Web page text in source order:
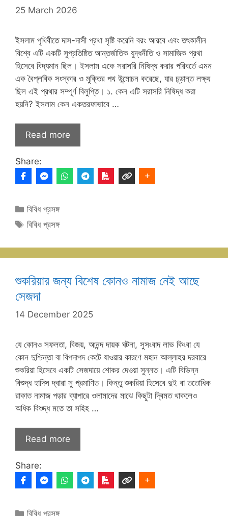
25 March 2026
ইসলাম পৃথিবীতে দাস-দাসী প্রথা সৃষ্টি করেনি বরং আরবে এবং তৎকালীন
বিশ্বে এটি একটি সুপ্রতিষ্ঠিত আন্তর্জাতিক যুদ্ধনীতি ও সামাজিক প্রথা
হিসেবে বিদ্যমান ছিল। ইসলাম একে সরাসরি নিষিদ্ধ করার পরিবর্তে এমন
এক বৈপ্লবিক সংস্কার ও মুক্তির পথ উন্মোচন করেছে, যার চূড়ান্ত লক্ষ্য
ছিল এই প্রথার সম্পূর্ণ বিলুপ্তি। ১. কেন এটি সরাসরি নিষিদ্ধ করা
হয়নি? ইসলাম কেন একতরফাভাবে …
Read more
Share:
Categories
বিবিধ প্রসঙ্গ
Tags
বিবিধ প্রসঙ্গ
শুকরিয়ার জন্য বিশেষ কোনও নামাজ নেই আছে
সেজদা
14 December 2025
যে কোনও সফলতা, বিজয়, আনন্দ দায়ক ঘটনা, সুসংবাদ লাভ কিংবা যে
কোন দুশ্চিন্তা বা বিপদাপদ কেটে যাওয়ার কারণে মহান আল্লাহর দরবারে
শুকরিয়া হিসেবে একটি সেজদায়ে শোকর দেওয়া সুন্নত। এটি বিভিন্ন
বিশুদ্ধ হাদিস দ্বারা সু প্রমাণিত। কিন্তু শুকরিয়া হিসেবে দুই বা ততোধিক
রাকাত নামাজ পড়ার ব্যাপারে ওলামাদের মাঝে কিছুটা দ্বিমত থাকলেও
অধিক বিশুদ্ধ মতে তা সহিহ …
Read more
Share:
Categories
বিবিধ প্রসঙ্গ